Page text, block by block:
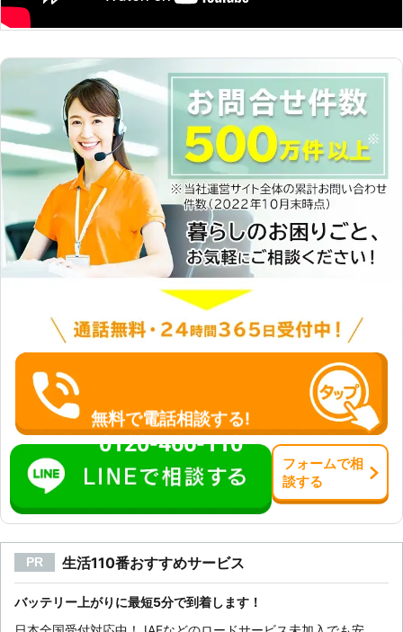
無料で電話相談する!
0120-466-110
フォームで相
談する
PR 生活110番おすすめサービス
バッテリー上がりに最短5分で到着します！